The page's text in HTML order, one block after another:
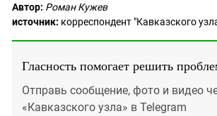
Автор: Роман Кужев
источник: корреспондент "Кавказского
Гласность помогает решить
Отправь сообщение, фото и видео
«Кавказского узла» в Telegram